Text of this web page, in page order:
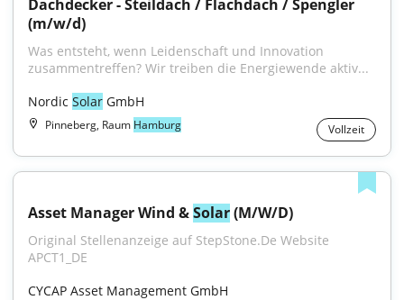
Dachdecker - Steildach / Flachdach / Spengler
(m/w/d)
Was entsteht, wenn Leidenschaft und Innovation
zusammentreffen? Wir treiben die Energiewende aktiv...
Nordic Solar GmbH
Pinneberg, Raum Hamburg Vollzeit
Asset Manager Wind & Solar (M/W/D)
Original Stellenanzeige auf StepStone.De Website
APCT1_DE
CYCAP Asset Management GmbH